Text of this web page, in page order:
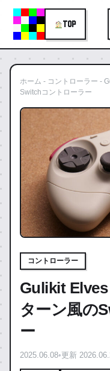
TOP
ホーム - コントローラー -
Switchコントローラー
コントローラー
Gulikit
ターン風の
ー
2025.06.08•更新